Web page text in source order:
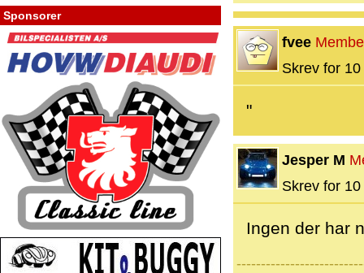
Sponsorer
fvee
Skrev for
"
Jesper M
Skrev for
Ingen der har